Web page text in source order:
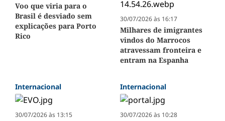
Voo que viria para o
Brasil é desviado sem
explicações para Porto
Rico
30/07/2026 às 16:17
Milhares de imigrantes
vindos do Marrocos
atravessam fronteira e
entram na Espanha
Internacional
30/07/2026 às 13:15
Internacional
30/07/2026 às 10:28